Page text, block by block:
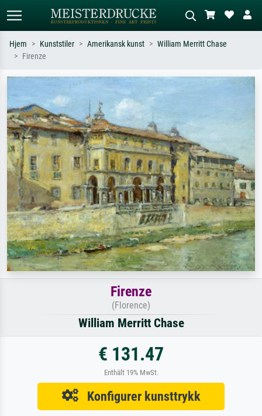
Søk etter kunstner, tittel eller stil – for
eksempel Monet, Stjernenatt,
impresjonisme, Hokusai-bølgen, akt.
eng, abstrakt med mye rødt, mørkt
Hjem Kunststiler Amerikansk kunst
William Merritt Chase
Firenze
Firenze
(Florence)
William Merritt Chase
€ 131.47
Enthält 19% MwSt.
Konfigurer kunsttrykk